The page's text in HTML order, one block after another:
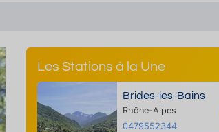
Les Stations à la Une
Brides-les-Bains
Rhône-Alpes
0479552344